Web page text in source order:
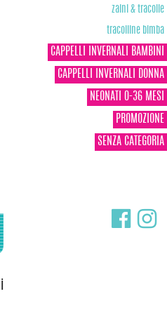
zaini & tracolle
tracolline bimba
CAPPELLI INVERNALI BAMBINI
CAPPELLI INVERNALI DONNA
NEONATI 0-36 MESI
PROMOZIONE
SENZA CATEGORIA